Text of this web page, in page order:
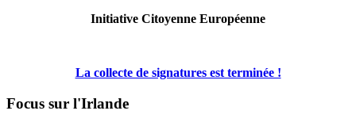
Initiative Citoyenne Européenne
La collecte de signatures est terminée !
Focus sur l'Irlande